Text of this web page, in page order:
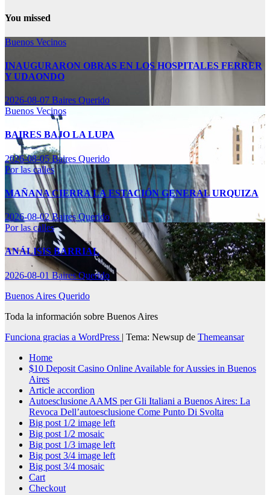
You missed
Buenos Vecinos
INAUGURARON OBRAS EN LOS HOSPITALES FERRER
Y UDAONDO
2026-08-07 Baires Querido
Buenos Vecinos
BAIRES BAJO LA LUPA
2026-08-05Baires Querido
Por las calles
MAÑANA CIERRA LA ESTACIÓN GENERAL URQUIZA
2026-08-02Baires Querido
Por las calles
ANÁLISIS BARRIAL
2026-08-01Baires Querido
Buenos Aires Querido
Toda la información sobre Buenos Aires
Funciona gracias a WordPress | Tema: Newsup de Themeansar
Home
$10 Deposit Casino Online Available for Aussies in Buenos
Aires
Article accordion
Autoesclusione AAMS per Gli Italiani a Buenos Aires: La
Revoca Dell’autoesclusione Come Punto Di Svolta
Big post 1/2 image left
Big post 1/2 mosaic
Big post 1/3 image left
Big post 3/4 image left
Big post 3/4 mosaic
Cart
Checkout